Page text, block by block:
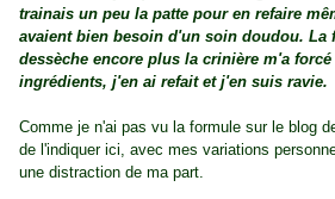
trainais un peu la patte pour en refaire
avaient bien besoin d'un soin doudou. La
dessèche encore plus la crinière m'a
ingrédients, j'en ai refait et j'en suis ravie.
Comme je n'ai pas vu la formule sur le blog
de l'indiquer ici, avec mes variations
une distraction de ma part.